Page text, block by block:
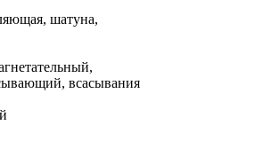
шатуна,
всасывания